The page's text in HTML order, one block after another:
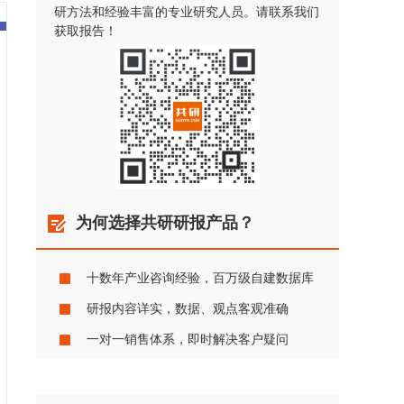
研方法和经验丰富的专业研究人员。请联系我们
获取报告！
为何选择共研研报产品？
十数年产业咨询经验，百万级自建数据库
研报内容详实，数据、观点客观准确
一对一销售体系，即时解决客户疑问